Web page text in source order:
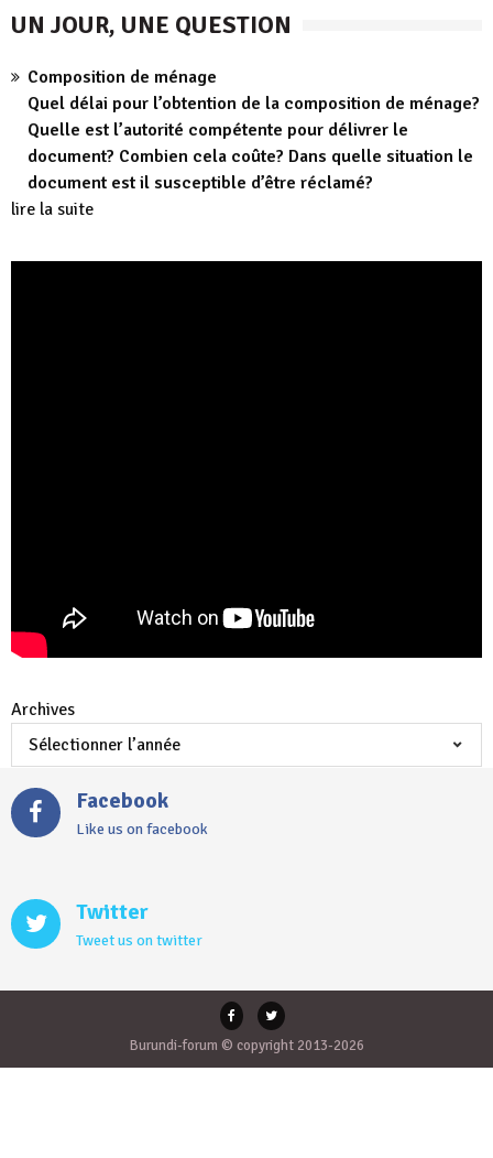
UN JOUR, UNE QUESTION
Composition de ménage
Quel délai pour l’obtention de la composition de ménage?
Quelle est l’autorité compétente pour délivrer le
document? Combien cela coûte? Dans quelle situation le
document est il susceptible d’être réclamé?
lire la suite
Archives
Facebook
Like us on facebook
Twitter
Tweet us on twitter
Burundi-forum © copyright 2013-2026